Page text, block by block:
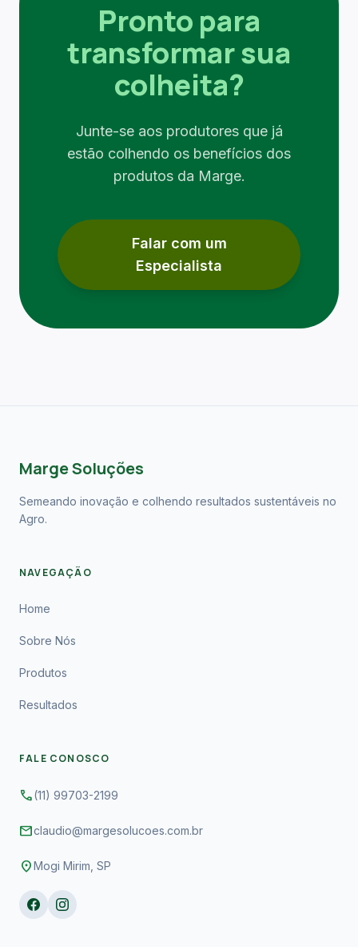
Pronto para
transformar sua
colheita?
Junte-se aos produtores que já
estão colhendo os benefícios dos
produtos da Marge.
Falar com um
Especialista
Marge Soluções
Semeando inovação e colhendo resultados sustentáveis no
Agro.
NAVEGAÇÃO
Home
Sobre Nós
Produtos
Resultados
FALE CONOSCO
phone(11) 99703-2199
mailclaudio@margesolucoes.com.br
location_onMogi Mirim, SP